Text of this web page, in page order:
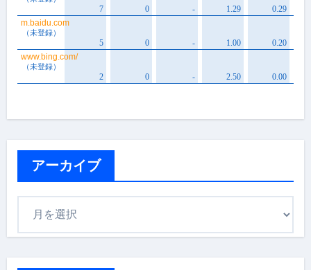
アーカイブ